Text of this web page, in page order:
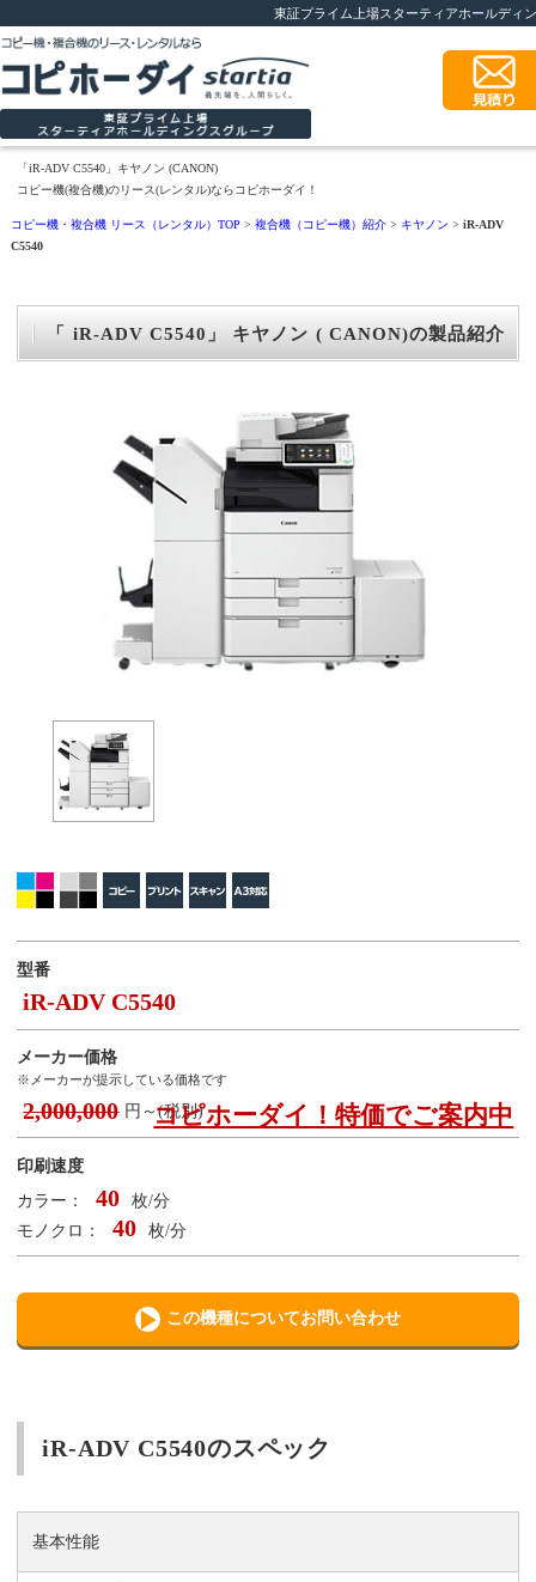
東証プライム上場スターティアホールディ
「iR-ADV C5540」キヤノン (CANON)
コピー機(複合機)のリース(レンタル)ならコピホーダイ！
コピー機・複合機 リース（レンタル）TOP >複合機（コピー機）紹介 > キヤノン>iR-ADV
C5540
「 iR-ADV C5540」 キヤノン ( CANON)の製品紹介
型番
iR-ADV C5540
メーカー価格
※メーカーが提示している価格です
2,000,000 円～(税別)
コピホーダイ！特価でご案内中
印刷速度
カラー：
40
枚/分
モノクロ：
40 枚/分
この機種についてお問い合わせ
iR-ADV C5540のスペック
基本性能